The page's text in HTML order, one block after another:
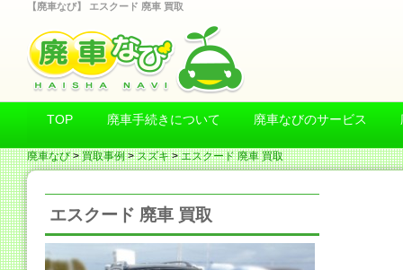
【廃車なび】 エスクード 廃車 買取
TOP 廃車手続きについて 廃車なびのサービス
廃車なび>買取事例>スズキ>エスクード 廃車 買取
エスクード 廃車 買取